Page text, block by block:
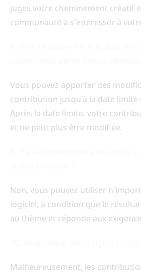
juges votre cheminement créatif
communauté à s'intéresser à
Vous pouvez apporter des
contribution jusqu'à la date limite
Après la date limite, votre
et ne peut plus être modifiée.
Non, vous pouvez utiliser
logiciel, à condition que le
au thème et réponde aux
Malheureusement, les